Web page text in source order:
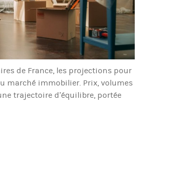
de France, les projections pour
marché immobilier. Prix, volumes
trajectoire d’équilibre, portée